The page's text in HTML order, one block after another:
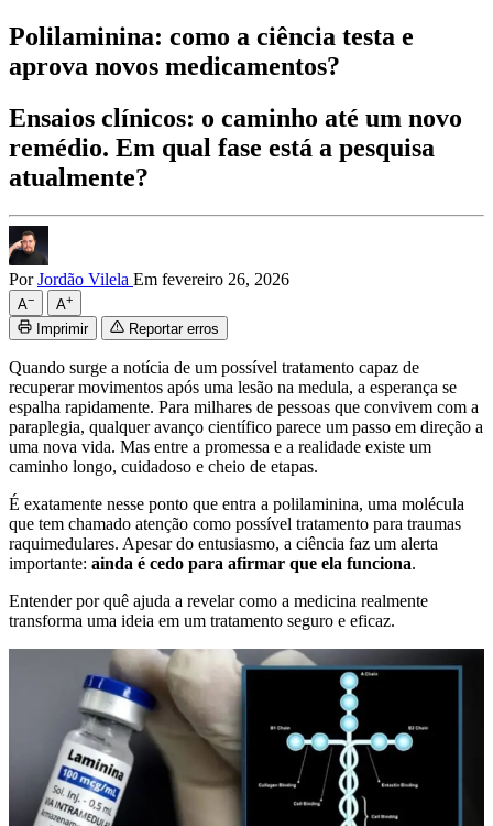
Polilaminina: como a ciência testa e
aprova novos medicamentos?
Ensaios clínicos: o caminho até um novo
remédio. Em qual fase está a pesquisa
atualmente?
PorJordão Vilela Em fevereiro 26, 2026
A− A+
Imprimir Reportar erros
Quando surge a notícia de um possível tratamento capaz de
recuperar movimentos após uma lesão na medula, a esperança se
espalha rapidamente. Para milhares de pessoas que convivem com a
paraplegia, qualquer avanço científico parece um passo em direção a
uma nova vida. Mas entre a promessa e a realidade existe um
caminho longo, cuidadoso e cheio de etapas.
É exatamente nesse ponto que entra a polilaminina, uma molécula
que tem chamado atenção como possível tratamento para traumas
raquimedulares. Apesar do entusiasmo, a ciência faz um alerta
importante: ainda é cedo para afirmar que ela funciona.
Entender por quê ajuda a revelar como a medicina realmente
transforma uma ideia em um tratamento seguro e eficaz.